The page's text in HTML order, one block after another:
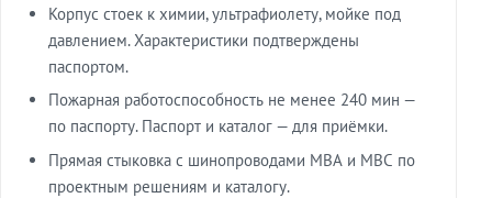
Корпус стоек к химии, ультрафиолету, мойке под
давлением. Характеристики подтверждены
паспортом.
Пожарная работоспособность не менее 240 мин —
по паспорту. Паспорт и каталог — для приёмки.
Прямая стыковка с шинопроводами МВА и МВС по
проектным решениям и каталогу.